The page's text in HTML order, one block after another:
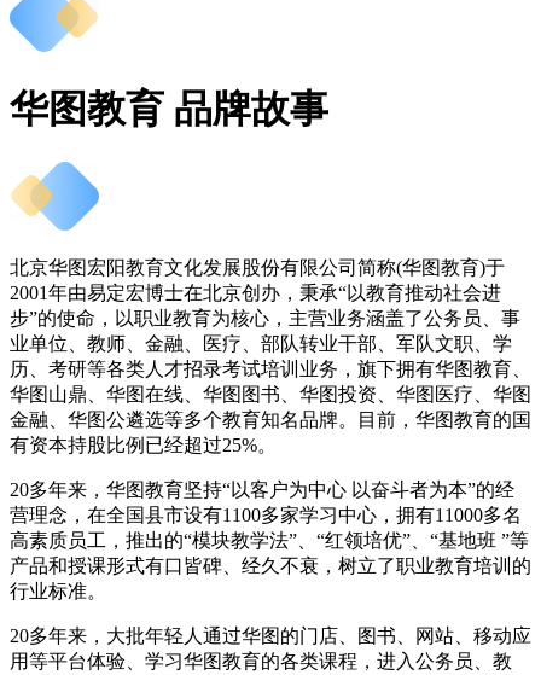
华图教育 品牌故事
北京华图宏阳教育文化发展股份有限公司简称(华图教育)于
2001年由易定宏博士在北京创办，秉承“以教育推动社会进
步”的使命，以职业教育为核心，主营业务涵盖了公务员、事
业单位、教师、金融、医疗、部队转业干部、军队文职、学
历、考研等各类人才招录考试培训业务，旗下拥有华图教育、
华图山鼎、华图在线、华图图书、华图投资、华图医疗、华图
金融、华图公遴选等多个教育知名品牌。目前，华图教育的国
有资本持股比例已经超过25%。
20多年来，华图教育坚持“以客户为中心 以奋斗者为本”的经
营理念，在全国县市设有1100多家学习中心，拥有11000多名
高素质员工，推出的“模块教学法”、“红领培优”、“基地班 ”等
产品和授课形式有口皆碑、经久不衰，树立了职业教育培训的
行业标准。
20多年来，大批年轻人通过华图的门店、图书、网站、移动应
用等平台体验、学习华图教育的各类课程，进入公务员、教